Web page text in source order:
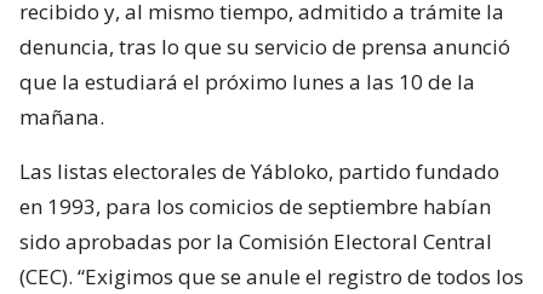
recibido y, al mismo tiempo, admitido a trámite la
denuncia, tras lo que su servicio de prensa anunció
que la estudiará el próximo lunes a las 10 de la
mañana.
Las listas electorales de Yábloko, partido fundado
en 1993, para los comicios de septiembre habían
sido aprobadas por la Comisión Electoral Central
(CEC). “Exigimos que se anule el registro de todos los